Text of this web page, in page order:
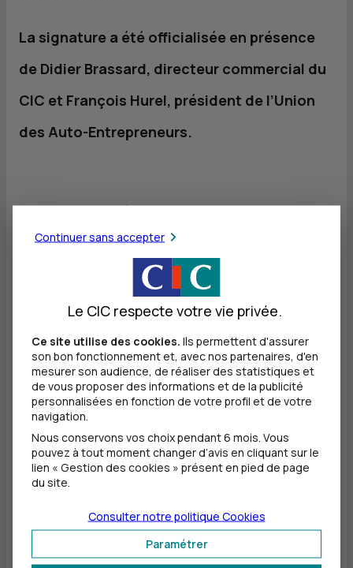
La signature a été officialisée en présence
de Didier Brassard, directeur commercial du
CIC et François Hurel, président de l’Union
des Auto-Entrepreneurs.
«Nous sommes très satisfaits de reconduire notre
partenariat véritablement historique avec le
développer en commun des initiatives visant à
encourager l’auto-entrepreneuriat. Un statut qui
incarne la liberté d’entreprendre et l’indépendance
tant recherchée, avec la simplification, par de plus en
plus de Français. Aux côtés de l’UAEdepuis sa création
en 2009, les équipes duCICsont là, partout en France,
pour les autœntrepreneurs, tant en matière
d’accompagnement bancaire dédié à leurs attentes,
que sur les sujets assurantiels.» expliqueFrançois
Hurel, président de l’Union des Auto-Entrepreneurs.
Accompagner les auto-entrepreneurs sur
l’ensemble du territoire est un enjeu majeur. Le
Continuer sans accepter
Le CIC respecte votre vie privée.
Ce site utilise des cookies. Ils permettent d'assurer
son bon fonctionnement et, avec nos partenaires, d'en
mesurer son audience, de réaliser des statistiques et
de vous proposer des informations et de la publicité
personnalisées en fonction de votre profil et de votre
navigation.
Nous conservons vos choix pendant 6 mois. Vous
pouvez à tout moment changer d’avis en cliquant sur le
lien « Gestion des cookies » présent en pied de page
du site.
Paramétrer
Consulter notre politique Cookies